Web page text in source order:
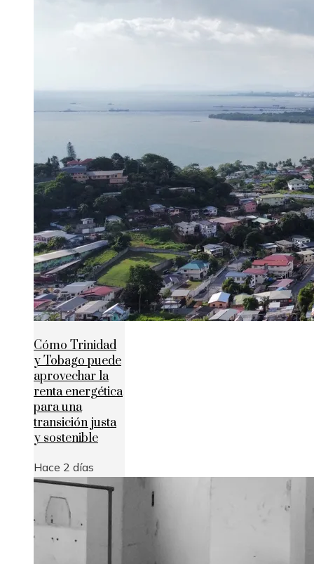
Cómo Trinidad
y Tobago puede
aprovechar la
renta energética
para una
transición justa
y sostenible
Hace 2 días